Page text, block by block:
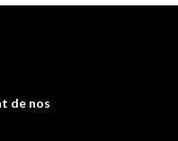
de nos